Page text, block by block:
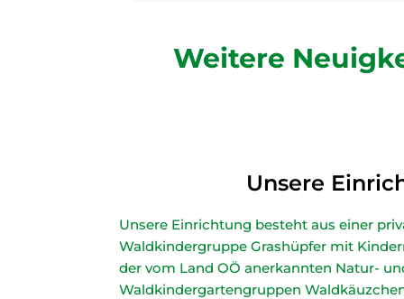
Weitere
Unsere
Unsere Einrichtung besteht aus einer
Waldkindergruppe Grashüpfer mit
der vom Land OÖ anerkannten Natur-
Waldkindergartengruppen